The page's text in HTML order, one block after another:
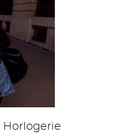
Horlogerie